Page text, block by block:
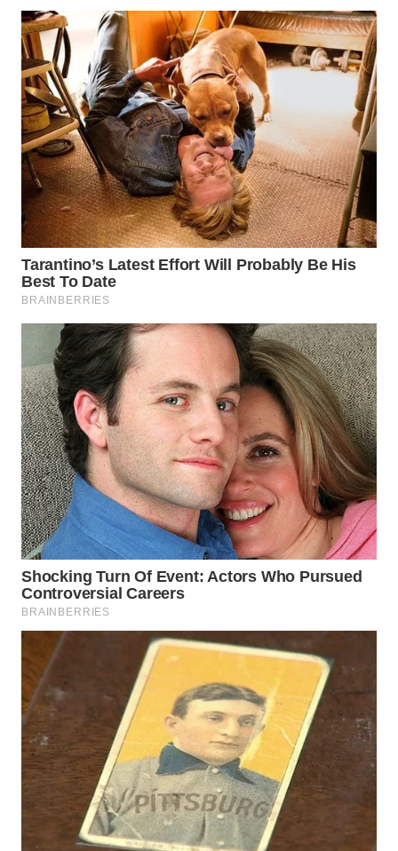
WAHANA
TANI
WAHANA
ADVOKAT
WAHANA
INFRASTRUKTUR
WAHANA
KONSUMEN
WAHANA
WAHANA
TRAVEL
WAHANA
TV
WAHANANEWS
ID
WAHANANEWS
CO ID
WAHANA
SPORT
WAHANA
UMKM
WAHANA
SELEB